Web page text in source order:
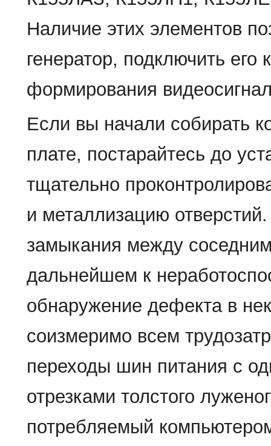
Наличие этих элементов
генератор, подключить его
формирования
Если вы начали собирать
плате, постарайтесь до
тщательно
и металлизацию
замыкания между
дальнейшем к
обнаружение дефекта в
соизмеримо всем
переходы шин питания с
отрезками толстого
потребляемый